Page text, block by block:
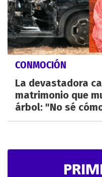
CONMOCIÓN
La devastadora
matrimonio que
árbol: "No sé